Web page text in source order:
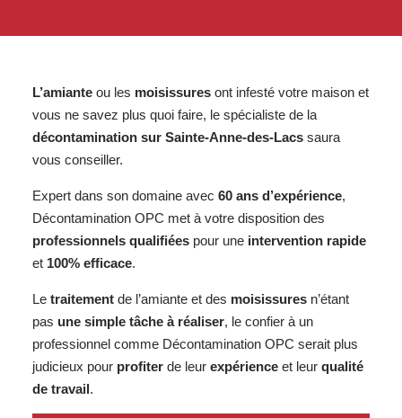
L’amianteou les moisissuresont infesté votre maison et
vous ne savez plus quoi faire, le spécialiste de la
décontamination sur Sainte-Anne-des-Lacssaura
vous conseiller.
Expert dans son domaine avec 60 ans d’expérience,
Décontamination OPC met à votre disposition des
professionnels qualifiéespour une intervention rapide
et 100% efficace.
Le traitementde l’amiante et des moisissuresn’étant
pas une simple tâche à réaliser, le confier à un
professionnel comme Décontamination OPC serait plus
judicieux pour profiterde leur expérienceet leur qualité
de travail.